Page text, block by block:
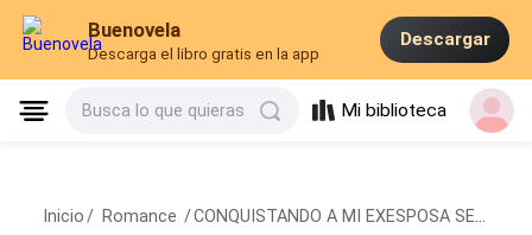
Buenovela
Descarga el libro gratis en la app
Descargar
Busca lo que quieras Mi biblioteca
Inicio / Romance /CONQUISTANDO A MI EXESPOSA SECRETA